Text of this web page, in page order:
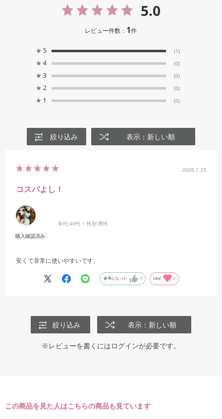
5.0
レビュー件数： 1件
★ 5 (1)
★ 4 (0)
★ 3 (0)
★ 2 (0)
★ 1 (0)
絞り込み 表示：新しい順
2026.7.15
コスパよし！
年代:40代 性別:男性
安くて非常に使いやすいです。
参考になった 0 Like! 0
絞り込み 表示：新しい順
※レビューを書くにはログインが必要です。
この商品を見た人はこちらの商品も見ています